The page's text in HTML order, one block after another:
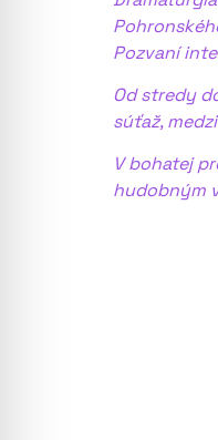
Pozvaní
Od stredy
súťaž,
V bohatej
hudobným